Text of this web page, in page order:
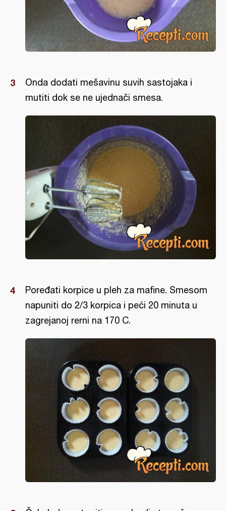
Onda dodati mešavinu suvih sastojaka i
mutiti dok se ne ujednači smesa.
Poređati korpice u pleh za mafine. Smesom
napuniti do 2/3 korpica i peći 20 minuta u
zagrejanoj rerni na 170 C.